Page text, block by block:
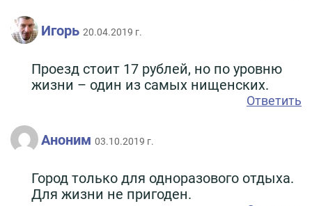
Игорь 20.04.2019 г.
Проезд стоит 17 рублей, но по уровню
жизни – один из самых нищенских.
Ответить
Аноним 03.10.2019 г.
Город только для одноразового отдыха.
Для жизни не пригоден.